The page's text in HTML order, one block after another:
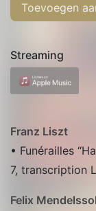
Toevoegen
Streaming
Franz Liszt
• Funérailles
7, transcription
Felix